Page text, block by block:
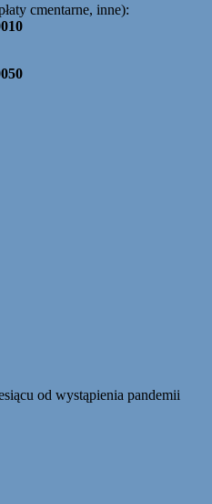
cmentarne, inne):
od wystąpienia pandemii